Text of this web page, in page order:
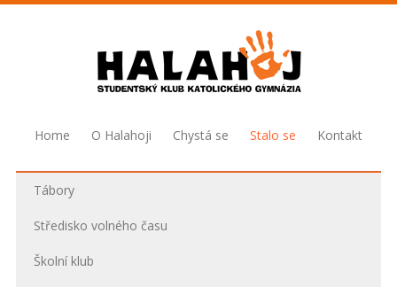
Home O Halahoji Chystá se Stalo se Kontakt
Tábory
Středisko volného času
Školní klub